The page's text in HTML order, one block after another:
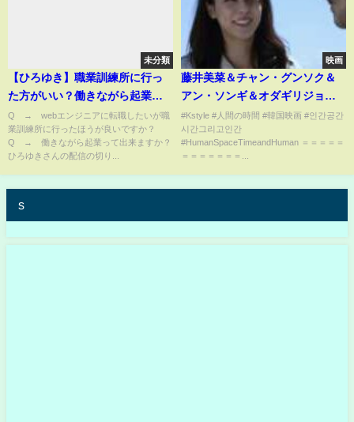
未分類
【ひろゆき】職業訓練所に行っ
た方がいい？働きながら起業で
きます？【切り抜き】
Q → webエンジニアに転職したいが職
業訓練所に行ったほうが良いですか？
Q → 働きながら起業って出来ますか？
ひろゆきさんの配信の切り...
映画
藤井美菜＆チャン・グンソク＆
アン・ソンギ＆オダギリジョー
出演「人間の時間」予告編が解
禁
#Kstyle #人間の時間 #韓国映画 #인간공간
시간그리고인간
#HumanSpaceTimeandHuman ＝＝＝＝＝
＝＝＝＝＝＝＝...
s